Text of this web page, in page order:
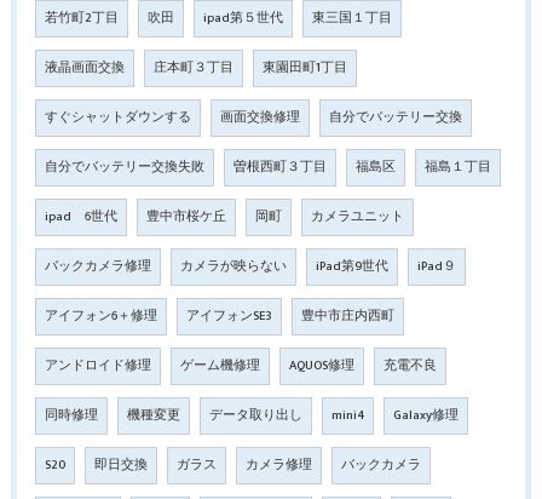
若竹町2丁目 吹田 ipad第５世代 東三国１丁目
液晶画面交換 庄本町３丁目 東園田町1丁目
すぐシャットダウンする 画面交換修理 自分でバッテリー交換
自分でバッテリー交換失敗 曽根西町３丁目 福島区 福島１丁目
ipad 6世代 豊中市桜ケ丘 岡町 カメラユニット
バックカメラ修理 カメラが映らない iPad第9世代 iPad９
アイフォン6＋修理 アイフォンSE3 豊中市庄内西町
アンドロイド修理 ゲーム機修理 AQUOS修理 充電不良
同時修理 機種変更 データ取り出し mini4 Galaxy修理
S20 即日交換 ガラス カメラ修理 バックカメラ